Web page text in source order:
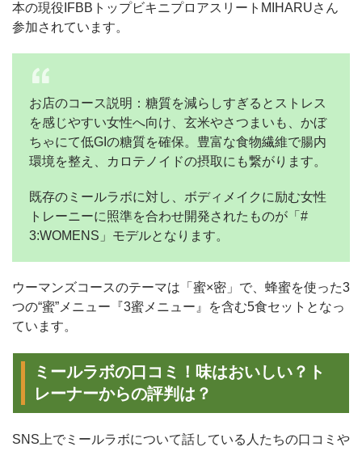
本の現役IFBBトップビキニプロアスリートMIHARUさん
参加されています。
お店のコース説明：糖質を減らしすぎるとストレス
を感じやすい女性へ向け、玄米やさつまいも、かぼ
ちゃにて低GIの糖質を確保。豊富な食物繊維で腸内
環境を整え、カロテノイドの摂取にも繋がります。
既存のミールラボに対し、ボディメイクに励む女性
トレーニーに照準を合わせ開発されたものが「#
3:WOMENS」モデルとなります。
ウーマンズコースのテーマは「蜜×密」で、蜂蜜を使った3
つの“蜜”メニュー『3蜜メニュー』を含む5食セットとなっ
ています。
ミールラボの口コミ！味はおいしい？ト
レーナーからの評判は？
SNS上でミールラボについて話している人たちの口コミや